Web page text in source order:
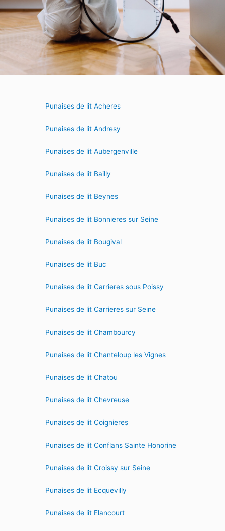
Punaises de lit Acheres
Punaises de lit Andresy
Punaises de lit Aubergenville
Punaises de lit Bailly
Punaises de lit Beynes
Punaises de lit Bonnieres sur Seine
Punaises de lit Bougival
Punaises de lit Buc
Punaises de lit Carrieres sous Poissy
Punaises de lit Carrieres sur Seine
Punaises de lit Chambourcy
Punaises de lit Chanteloup les Vignes
Punaises de lit Chatou
Punaises de lit Chevreuse
Punaises de lit Coignieres
Punaises de lit Conflans Sainte Honorine
Punaises de lit Croissy sur Seine
Punaises de lit Ecquevilly
Punaises de lit Elancourt